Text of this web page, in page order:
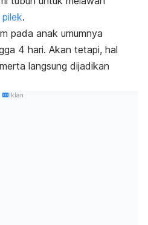
.
pada anak umumnya
4 hari. Akan tetapi, hal
langsung dijadikan
Iklan